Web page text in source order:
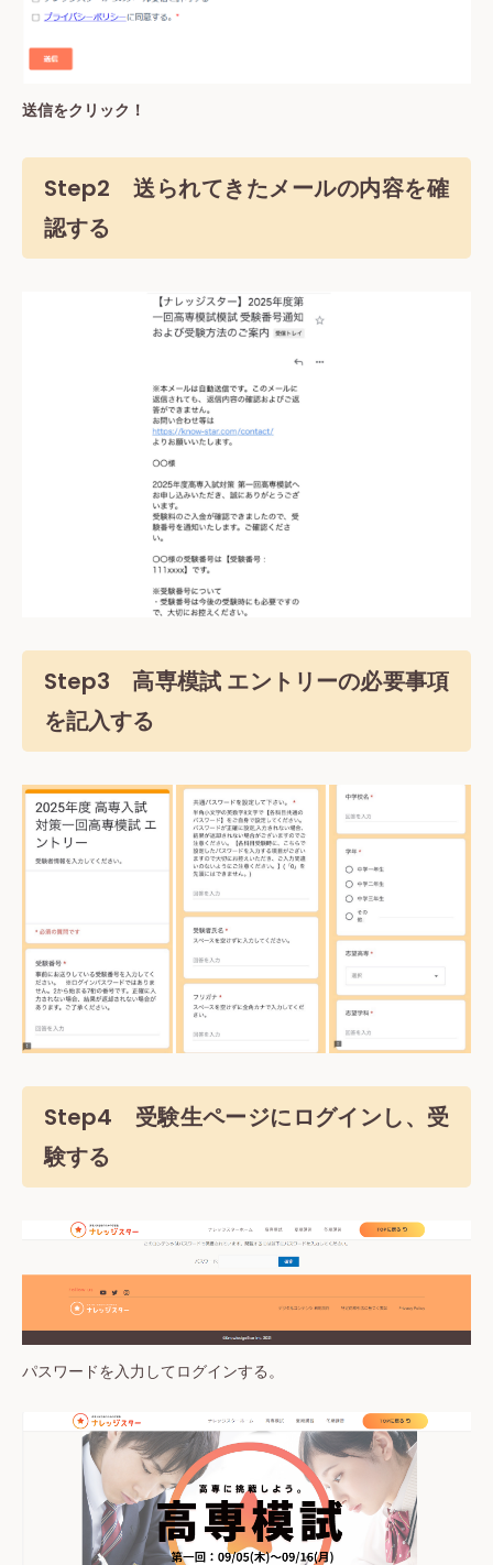
送信をクリック！
Step2 送られてきたメールの内容を確
認する
Step3 高専模試 エントリーの必要事項
を記入する
Step4 受験生ページにログインし、受
験する
パスワードを入力してログインする。